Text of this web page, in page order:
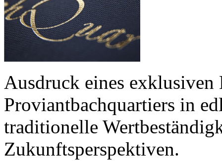
Ausdruck eines exklusiven
Proviantbachquartiers in
traditionelle
Zukunftsperspektiven.